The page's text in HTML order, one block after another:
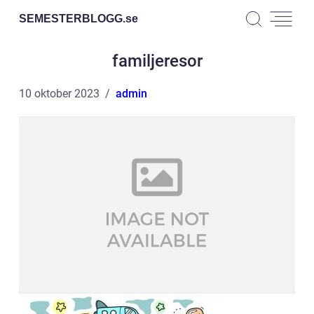
SEMESTERBLOGG.se
familjeresor
10 oktober 2023 admin